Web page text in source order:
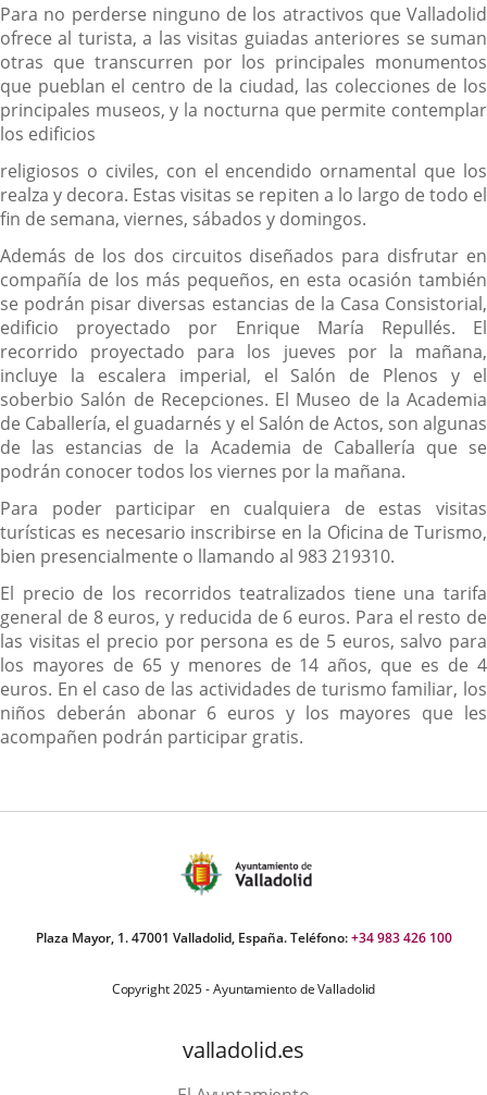
Para no perderse ninguno de los atractivos que Valladolid
ofrece al turista, a las visitas guiadas anteriores se suman
otras que transcurren por los principales monumentos
que pueblan el centro de la ciudad, las colecciones de los
principales museos, y la nocturna que permite contemplar
los edificios
religiosos o civiles, con el encendido ornamental que los
realza y decora. Estas visitas se repiten a lo largo de todo el
fin de semana, viernes, sábados y domingos.
Además de los dos circuitos diseñados para disfrutar en
compañía de los más pequeños, en esta ocasión también
se podrán pisar diversas estancias de la Casa Consistorial,
edificio proyectado por Enrique María Repullés. El
recorrido proyectado para los jueves por la mañana,
incluye la escalera imperial, el Salón de Plenos y el
soberbio Salón de Recepciones. El Museo de la Academia
de Caballería, el guadarnés y el Salón de Actos, son algunas
de las estancias de la Academia de Caballería que se
podrán conocer todos los viernes por la mañana.
Para poder participar en cualquiera de estas visitas
turísticas es necesario inscribirse en la Oficina de Turismo,
bien presencialmente o llamando al 983 219310.
El precio de los recorridos teatralizados tiene una tarifa
general de 8 euros, y reducida de 6 euros. Para el resto de
las visitas el precio por persona es de 5 euros, salvo para
los mayores de 65 y menores de 14 años, que es de 4
euros. En el caso de las actividades de turismo familiar, los
niños deberán abonar 6 euros y los mayores que les
acompañen podrán participar gratis.
Plaza Mayor, 1. 47001 Valladolid, España. Teléfono:+34 983 426 100
Copyright 2025 - Ayuntamiento de Valladolid
valladolid.es